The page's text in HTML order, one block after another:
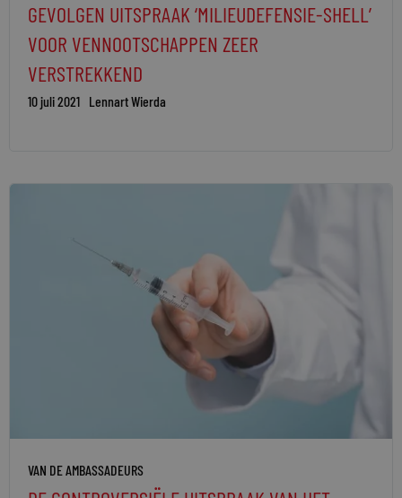
GEVOLGEN UITSPRAAK ‘MILIEUDEFENSIE-SHELL’
VOOR VENNOOTSCHAPPEN ZEER
VERSTREKKEND
10 juli 2021 Lennart Wierda
VAN DE AMBASSADEURS